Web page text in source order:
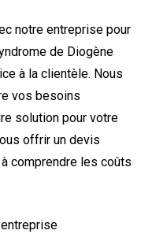
notre entreprise pour
de Diogène
à la clientèle. Nous
vos besoins
solution pour votre
offrir un devis
comprendre les coûts